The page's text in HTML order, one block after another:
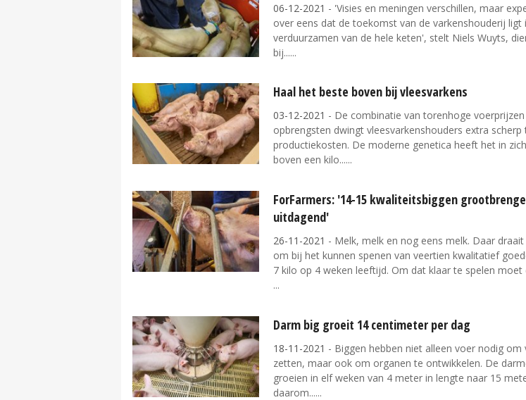
06-12-2021 - 'Visies en meningen verschillen, maar
over eens dat de toekomst van de varkenshouderij ligt
verduurzamen van de hele keten', stelt Niels Wuyts,
bij...
Haal het beste boven bij vleesvarkens
03-12-2021 - De combinatie van torenhoge
opbrengsten dwingt vleesvarkenshouders extra scherp
productiekosten. De moderne genetica heeft het in
boven een kilo...
ForFarmers: '14-15 kwaliteitsbiggen
uitdagend'
26-11-2021 - Melk, melk en nog eens melk. Daar
om bij het kunnen spenen van veertien kwalitatief
7 kilo op 4 weken leeftijd. Om dat klaar te spelen moet
Darm big groeit 14 centimeter per dag
18-11-2021 - Biggen hebben niet alleen voer nodig om
zetten, maar ook om organen te ontwikkelen. De
groeien in elf weken van 4 meter in lengte naar 15
daarom...